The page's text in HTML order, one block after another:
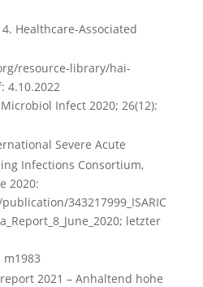
Healthcare-Associated
resource-library/hai-
4.10.2022
Infect 2020; 26(12):
Severe Acute
Infections Consortium,
2020:
343217999_ISARIC
letzter
m1983
2021 – Anhaltend hohe